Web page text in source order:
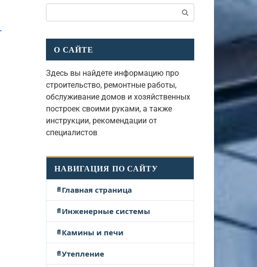
О САЙТЕ
Здесь вы найдете информацию про
строительство, ремонтные работы,
обслуживание домов и хозяйственных
построек своими руками, а также
инструкции, рекомендации от
специалистов
НАВИГАЦИЯ ПО САЙТУ
Главная страница
Инженерные системы
Камины и печи
Утепление